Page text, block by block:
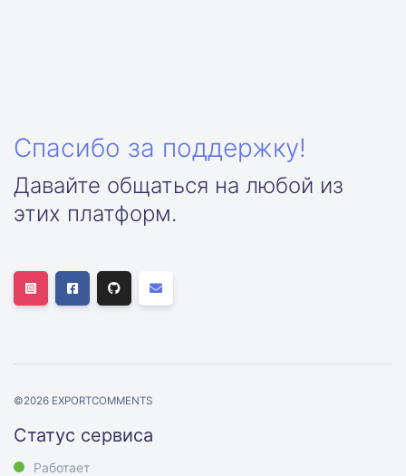
Спасибо за поддержку!
Давайте общаться на любой из
этих платформ.
©2026 EXPORTCOMMENTS
Статус сервиса
Работает